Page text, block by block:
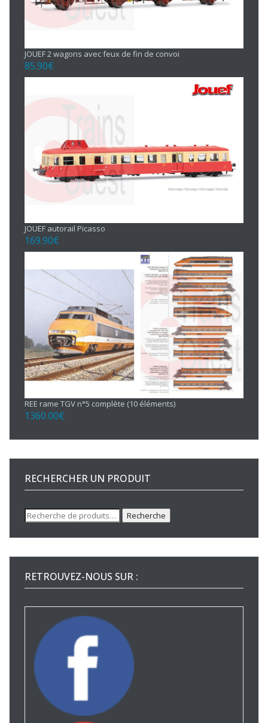
JOUEF 2 wagons avec feux de fin de convoi
85.90€
JOUEF autorail Picasso
169.90€
REE rame TGV n°5 complète (10 éléments)
1360.00€
RECHERCHER UN PRODUIT
Recherche
pour :
Recherche
RETROUVEZ-NOUS SUR :